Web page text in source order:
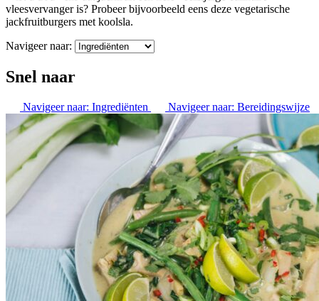
vleesvervanger is? Probeer bijvoorbeeld eens deze vegetarische
jackfruitburgers met koolsla.
Navigeer naar:
Snel naar
Navigeer naar: Ingrediënten Navigeer naar: Bereidingswijze